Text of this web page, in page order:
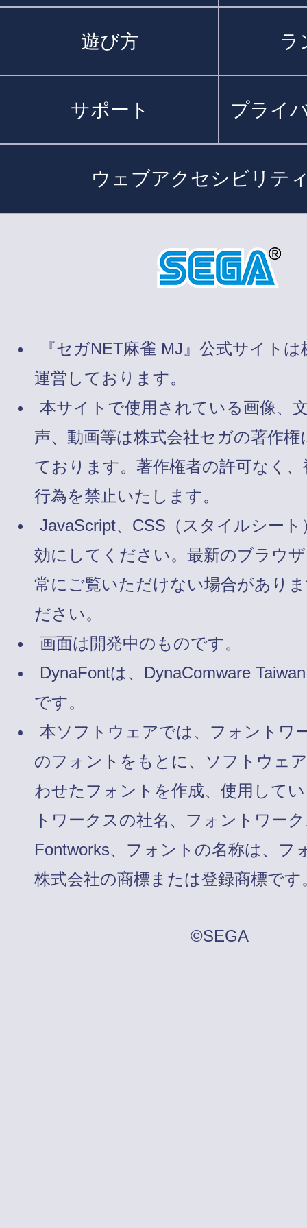
遊び方 ラ
サポート プライ
ウェブアクセシビリテ
『セガNET麻雀 MJ』公式サイト
運営しております。
本サイトで使用されている画像、
声、動画等は株式会社セガの著作
ております。著作権者の許可なく
行為を禁止いたします。
JavaScript、CSS（スタイルシート
効にしてください。最新のブラウ
常にご覧いただけない場合があり
ださい。
画面は開発中のものです。
DynaFontは、DynaComware
です。
本ソフトウェアでは、フォントワ
のフォントをもとに、ソフトウェ
わせたフォントを作成、使用して
トワークスの社名、フォントワー
Fontworks、フォントの名称は、フ
株式会社の商標または登録商標です
©SEGA